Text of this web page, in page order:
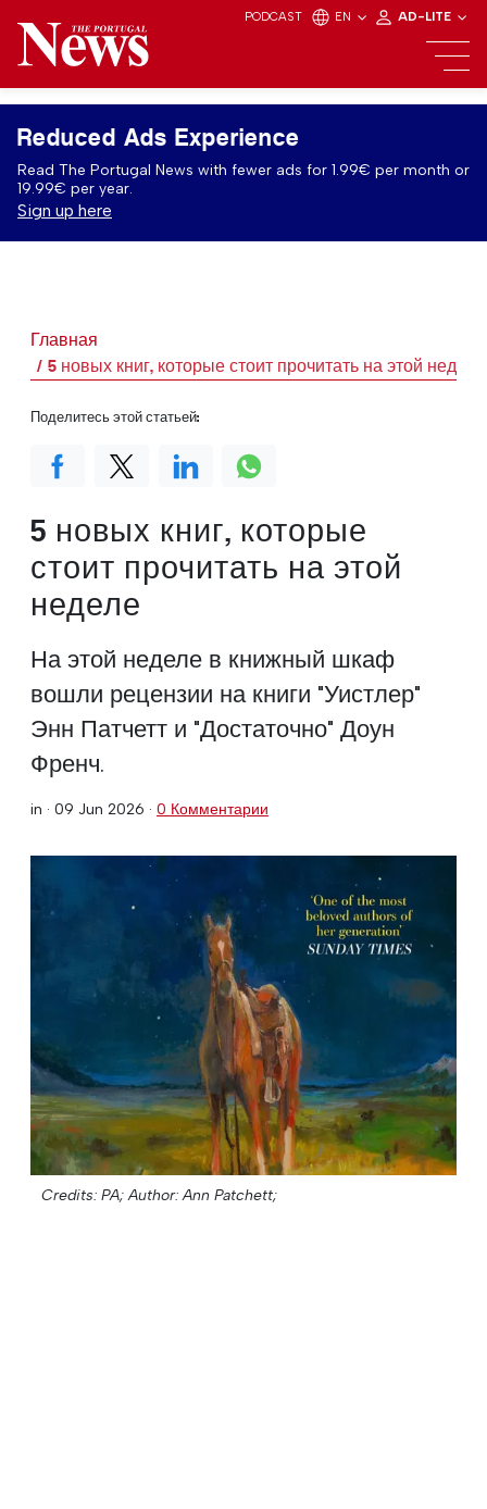
PODCAST EN AD-LITE
Reduced Ads Experience
Read The Portugal News with fewer ads for 1.99€ per month or
19.99€ per year.
Sign up here
Главная
5 новых книг, которые стоит прочитать на этой неделе
5 новых книг, которые
стоит прочитать на этой
неделе
На этой неделе в книжный шкаф
вошли рецензии на книги "Уистлер"
Энн Патчетт и "Достаточно" Доун
Френч.
in · 09 Jun 2026 · 0 Комментарии
Credits: PA; Author: Ann Patchett;
Поделитесь этой статьей: